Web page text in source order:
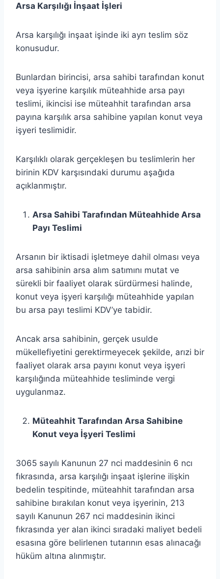
Arsa Karşılığı İnşaat İşleri
Arsa karşılığı inşaat işinde iki ayrı teslim söz
konusudur.
Bunlardan birincisi, arsa sahibi tarafından konut
veya işyerine karşılık müteahhide arsa payı
teslimi, ikincisi ise müteahhit tarafından arsa
payına karşılık arsa sahibine yapılan konut veya
işyeri teslimidir.
Karşılıklı olarak gerçekleşen bu teslimlerin her
birinin KDV karşısındaki durumu aşağıda
açıklanmıştır.
Arsa Sahibi Tarafından Müteahhide Arsa
Payı Teslimi
Arsanın bir iktisadi işletmeye dahil olması veya
arsa sahibinin arsa alım satımını mutat ve
sürekli bir faaliyet olarak sürdürmesi halinde,
konut veya işyeri karşılığı müteahhide yapılan
bu arsa payı teslimi KDV’ye tabidir.
Ancak arsa sahibinin, gerçek usulde
mükellefiyetini gerektirmeyecek şekilde, arızi bir
faaliyet olarak arsa payını konut veya işyeri
karşılığında müteahhide tesliminde vergi
uygulanmaz.
Müteahhit Tarafından Arsa Sahibine
Konut veya İşyeri Teslimi
3065 sayılı Kanunun 27 nci maddesinin 6 ncı
fıkrasında, arsa karşılığı inşaat işlerine ilişkin
bedelin tespitinde, müteahhit tarafından arsa
sahibine bırakılan konut veya işyerinin, 213
sayılı Kanunun 267 nci maddesinin ikinci
fıkrasında yer alan ikinci sıradaki maliyet bedeli
esasına göre belirlenen tutarının esas alınacağı
hüküm altına alınmıştır.